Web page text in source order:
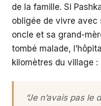
de la famille. Si
obligée de vivre avec
oncle et sa grand-
tombé malade,
kilomètres du village :
“Je n’avais pas